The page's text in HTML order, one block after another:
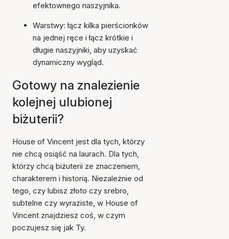
efektownego naszyjnika.
Warstwy: łącz kilka pierścionków
na jednej ręce i łącz krótkie i
długie naszyjniki, aby uzyskać
dynamiczny wygląd.
Gotowy na znalezienie
kolejnej ulubionej
biżuterii?
House of Vincent jest dla tych, którzy
nie chcą osiąść na laurach. Dla tych,
którzy chcą biżuterii ze znaczeniem,
charakterem i historią. Niezależnie od
tego, czy lubisz złoto czy srebro,
subtelne czy wyraziste, w House of
Vincent znajdziesz coś, w czym
poczujesz się jak Ty.